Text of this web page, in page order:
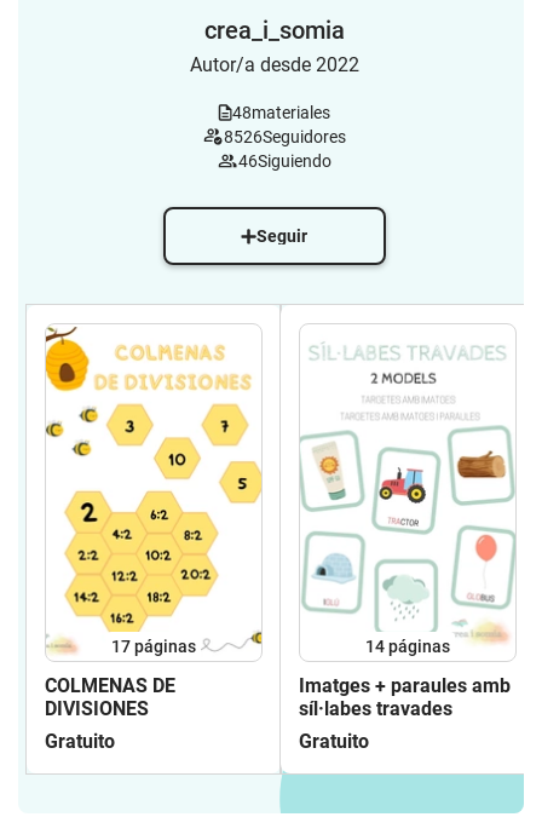
crea_i_somia
Autor/a desde 2022
48materiales
8526Seguidores
46Siguiendo
Seguir
17páginas
COLMENAS DE
DIVISIONES
Gratuito
14páginas
Imatges + paraules amb
síl·labes travades
Gratuito